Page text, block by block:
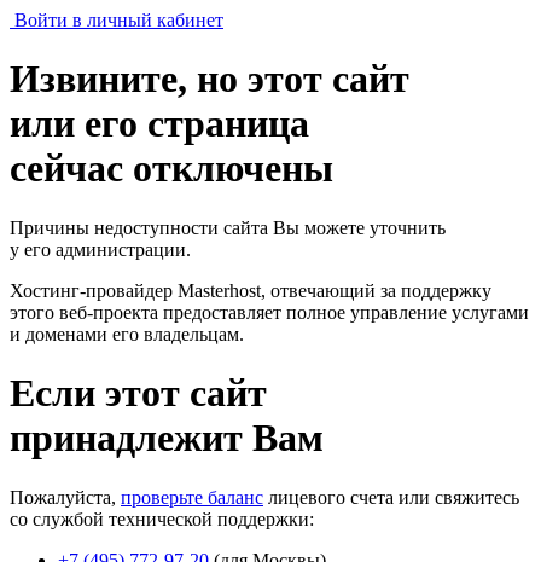
Войти в личный кабинет
Извините, но этот сайт
или его страница
сейчас отключены
Причины недоступности сайта Вы можете уточнить
у его администрации.
Хостинг-провайдер Masterhost, отвечающий за поддержку
этого веб-проекта предоставляет полное управление услугами
и доменами его владельцам.
Если этот сайт
принадлежит Вам
Пожалуйста, проверьте баланс лицевого счета или свяжитесь
со службой технической поддержки: